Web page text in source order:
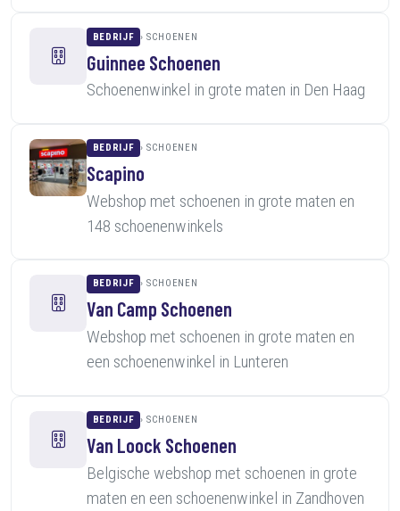
BEDRIJF SCHOENEN
Guinnee Schoenen
Schoenenwinkel in grote maten in Den Haag
BEDRIJF SCHOENEN
Scapino
Webshop met schoenen in grote maten en
148 schoenenwinkels
BEDRIJF SCHOENEN
Van Camp Schoenen
Webshop met schoenen in grote maten en
een schoenenwinkel in Lunteren
BEDRIJF SCHOENEN
Van Loock Schoenen
Belgische webshop met schoenen in grote
maten en een schoenenwinkel in Zandhoven